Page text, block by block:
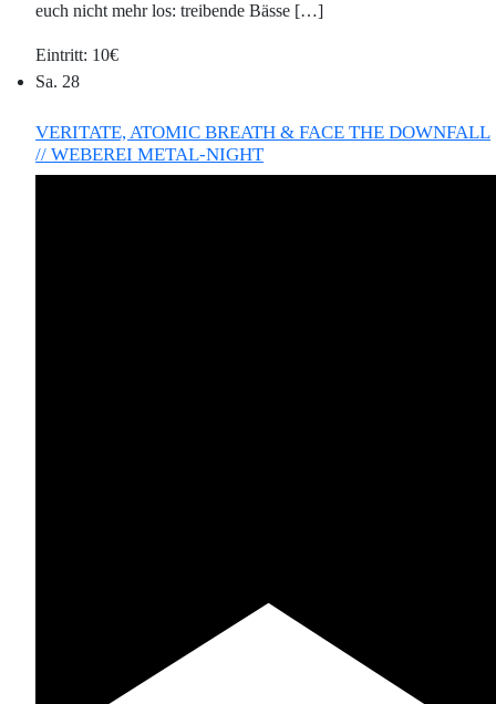
euch nicht mehr los: treibende Bässe […]
10€
Sa. 28
VERITATE, ATOMIC BREATH & FACE THE DOWNFALL
// WEBEREI METAL-NIGHT